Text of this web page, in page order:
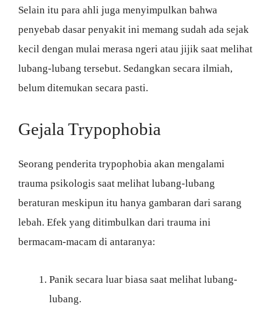
Selain itu para ahli juga menyimpulkan bahwa
penyebab dasar penyakit ini memang sudah ada sejak
kecil dengan mulai merasa ngeri atau jijik saat melihat
lubang-lubang tersebut. Sedangkan secara ilmiah,
belum ditemukan secara pasti.
Gejala Trypophobia
Seorang penderita trypophobia akan mengalami
trauma psikologis saat melihat lubang-lubang
beraturan meskipun itu hanya gambaran dari sarang
lebah. Efek yang ditimbulkan dari trauma ini
bermacam-macam di antaranya:
Panik secara luar biasa saat melihat lubang-
lubang.